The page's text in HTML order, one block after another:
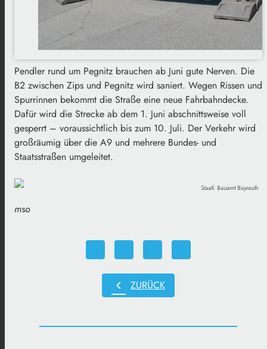
Pendler rund um Pegnitz brauchen ab Juni gute Nerven. Die
B2 zwischen Zips und Pegnitz wird saniert. Wegen Rissen und
Spurrinnen bekommt die Straße eine neue Fahrbahndecke.
Dafür wird die Strecke ab dem 1. Juni abschnittsweise voll
gesperrt – voraussichtlich bis zum 10. Juli. Der Verkehr wird
großräumig über die A9 und mehrere Bundes- und
Staatsstraßen umgeleitet.
Staatl. Bauamt Bayreuth
mso
chevron_left ZURÜCK